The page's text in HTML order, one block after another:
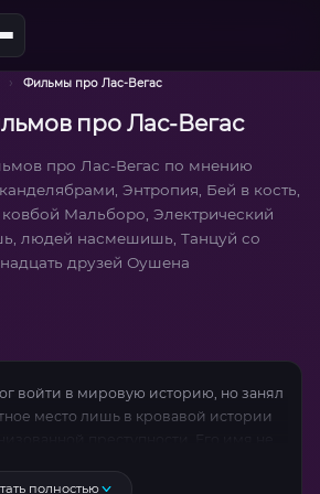
› Фильмы про Лас-Вегас
про Лас-Вегас
про Лас-Вегас по мнению
Энтропия, Бей в кость,
Мальборо, Электрический
людей насмешишь, Танцуй со
друзей Оушена
войти в мировую историю, но занял
место лишь в кровавой истории
красовалось в заголовках
полностью